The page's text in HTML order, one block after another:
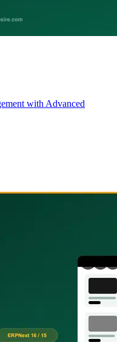
with Advanced